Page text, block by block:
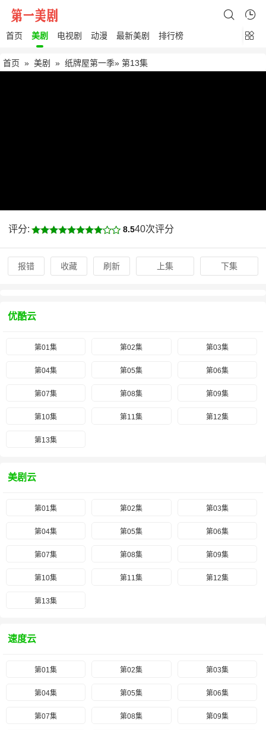
首页 美剧 电视剧 动漫 最新美剧 排行榜
首页 » 美剧 » 纸牌屋第一季» 第13集
评分: 8.540次评分
报错 收藏 刷新 上集 下集
优酷云
第01集 第02集 第03集
第04集 第05集 第06集
第07集 第08集 第09集
第10集 第11集 第12集
第13集
美剧云
第01集 第02集 第03集
第04集 第05集 第06集
第07集 第08集 第09集
第10集 第11集 第12集
第13集
速度云
第01集 第02集 第03集
第04集 第05集 第06集
第07集 第08集 第09集